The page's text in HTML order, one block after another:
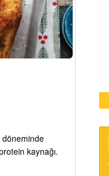
döneminde
kaynağı.